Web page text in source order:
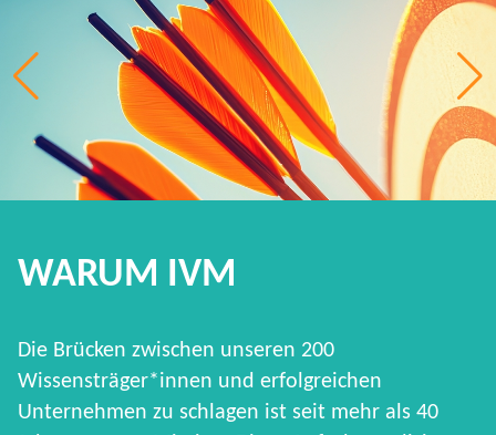
WARUM IVM
Die Brücken zwischen unseren 200
Wissensträger*innen und erfolgreichen
Unternehmen zu schlagen ist seit mehr als 40